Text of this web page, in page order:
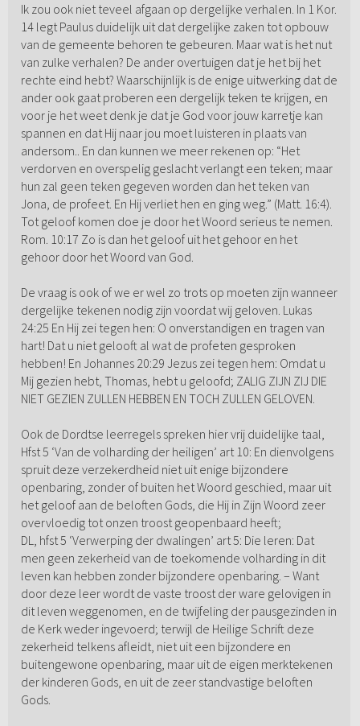
Ik zou ook niet teveel afgaan op dergelijke verhalen. In 1 Kor.
14 legt Paulus duidelijk uit dat dergelijke zaken tot opbouw
van de gemeente behoren te gebeuren. Maar wat is het nut
van zulke verhalen? De ander overtuigen dat je het bij het
rechte eind hebt? Waarschijnlijk is de enige uitwerking dat de
ander ook gaat proberen een dergelijk teken te krijgen, en
voor je het weet denk je dat je God voor jouw karretje kan
spannen en dat Hij naar jou moet luisteren in plaats van
andersom.. En dan kunnen we meer rekenen op: “Het
verdorven en overspelig geslacht verlangt een teken; maar
hun zal geen teken gegeven worden dan het teken van
Jona, de profeet. En Hij verliet hen en ging weg.” (Matt. 16:4).
Tot geloof komen doe je door het Woord serieus te nemen.
Rom. 10:17 Zo is dan het geloof uit het gehoor en het
gehoor door het Woord van God.
De vraag is ook of we er wel zo trots op moeten zijn wanneer
dergelijke tekenen nodig zijn voordat wij geloven. Lukas
24:25 En Hij zei tegen hen: O onverstandigen en tragen van
hart! Dat u niet gelooft al wat de profeten gesproken
hebben! En Johannes 20:29 Jezus zei tegen hem: Omdat u
Mij gezien hebt, Thomas, hebt u geloofd; ZALIG ZIJN ZIJ DIE
NIET GEZIEN ZULLEN HEBBEN EN TOCH ZULLEN GELOVEN.
Ook de Dordtse leerregels spreken hier vrij duidelijke taal,
Hfst 5 ‘Van de volharding der heiligen’ art 10: En dienvolgens
spruit deze verzekerdheid niet uit enige bijzondere
openbaring, zonder of buiten het Woord geschied, maar uit
het geloof aan de beloften Gods, die Hij in Zijn Woord zeer
overvloedig tot onzen troost geopenbaard heeft;
DL, hfst 5 ‘Verwerping der dwalingen’ art 5: Die leren: Dat
men geen zekerheid van de toekomende volharding in dit
leven kan hebben zonder bijzondere openbaring. – Want
door deze leer wordt de vaste troost der ware gelovigen in
dit leven weggenomen, en de twijfeling der pausgezinden in
de Kerk weder ingevoerd; terwijl de Heilige Schrift deze
zekerheid telkens afleidt, niet uit een bijzondere en
buitengewone openbaring, maar uit de eigen merktekenen
der kinderen Gods, en uit de zeer standvastige beloften
Gods.